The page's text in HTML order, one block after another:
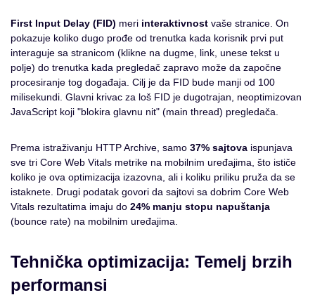
First Input Delay (FID) meri interaktivnost vaše stranice. On
pokazuje koliko dugo prođe od trenutka kada korisnik prvi put
interaguje sa stranicom (klikne na dugme, link, unese tekst u
polje) do trenutka kada pregledač zapravo može da započne
procesiranje tog događaja. Cilj je da FID bude manji od 100
milisekundi. Glavni krivac za loš FID je dugotrajan, neoptimizovan
JavaScript koji "blokira glavnu nit" (main thread) pregledača.
Prema istraživanju HTTP Archive, samo 37% sajtova ispunjava
sve tri Core Web Vitals metrike na mobilnim uređajima, što ističe
koliko je ova optimizacija izazovna, ali i koliku priliku pruža da se
istaknete. Drugi podatak govori da sajtovi sa dobrim Core Web
Vitals rezultatima imaju do 24% manju stopu napuštanja
(bounce rate) na mobilnim uređajima.
Tehnička optimizacija: Temelj brzih
performansi